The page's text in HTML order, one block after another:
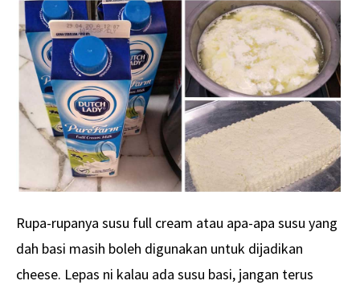
Rupa-rupanya susu full cream atau apa-apa susu yang
dah basi masih boleh digunakan untuk dijadikan
cheese. Lepas ni kalau ada susu basi, jangan terus